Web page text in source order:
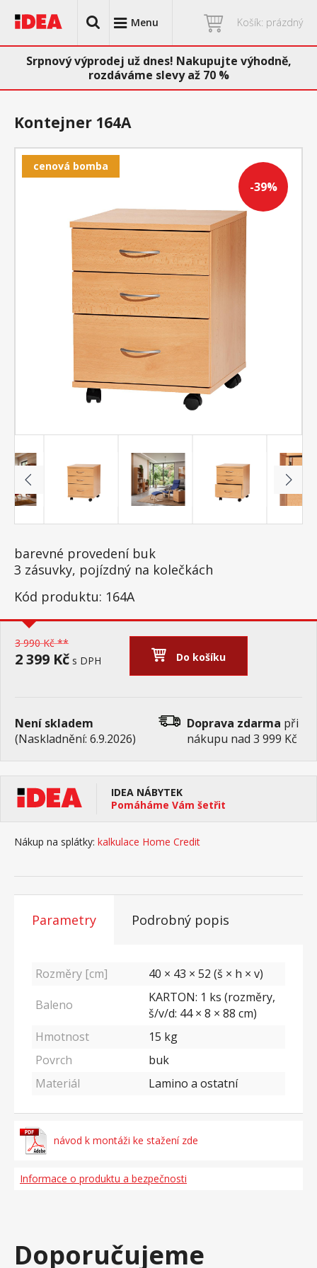
Menu Košík: prázdný
Srpnový výprodej už dnes! Nakupujte výhodně,
rozdáváme slevy až 70 %
-39%
cenová bomba
Kontejner 164A
barevné provedení buk
3 zásuvky, pojízdný na kolečkách
Kód produktu: 164A
3 990 Kč **
2 399 Kč s DPH Do košíku
Není skladem
(Naskladnění: 6.9.2026)
Doprava zdarma při
nákupu nad 3 999 Kč
IDEA NÁBYTEK
Pomáháme Vám šetřit
Nákup na splátky: kalkulace Home Credit
Parametry Podrobný popis
Rozměry [cm]
40 × 43 × 52 (š × h × v)
Baleno
KARTON: 1 ks (rozměry,
š/v/d: 44 × 8 × 88 cm)
Hmotnost
15 kg
Povrch
buk
Materiál
Lamino a ostatní
návod k montáži ke stažení zde
Informace o produktu a bezpečnosti
Doporučujeme